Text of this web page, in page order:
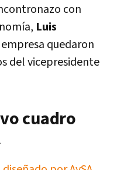
con
Luis
quedaron
del vicepresidente
cuadro